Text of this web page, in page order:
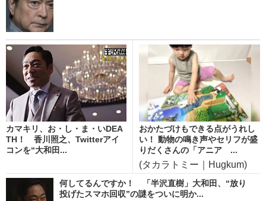
カマキリ、お・し・ま・いDEA
TH！ 香川照之、Twitterアイ
コンを“大和田...
おかたづけもできる点がうれし
い！ 動物の鳴き声やセリフが盛
りだくさんの「アニア ...
(タカラトミー｜Hugkum)
何してるんですか！ 「半沢直樹」大和田、“放り
投げたスマホ回収”の謎をついに明か...